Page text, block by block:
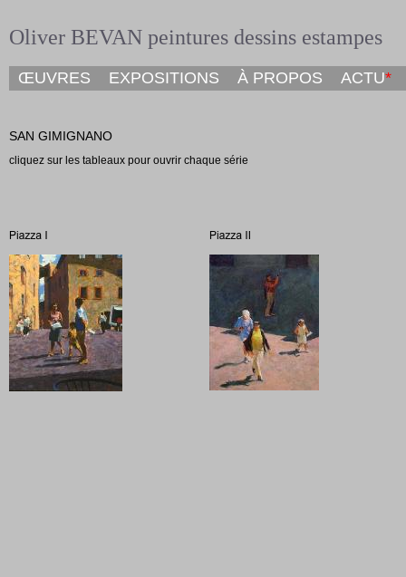
SAN GIMIGNANO
cliquez sur les tableaux pour ouvrir chaque série
Oliver BEVAN peintures dessins estampes
ŒUVRES EXPOSITIONS À PROPOS ACTU*